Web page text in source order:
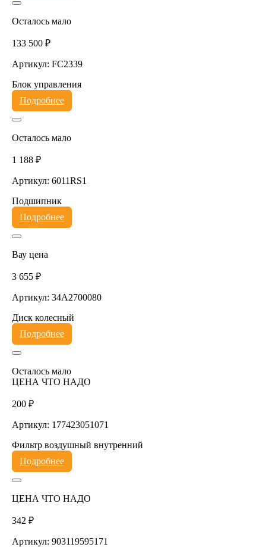
Осталось мало
133 500 ₽
Артикул: FC2339
Блок управления
Подробнее
Осталось мало
1 188 ₽
Артикул: 6011RS1
Подшипник
Подробнее
Вау цена
3 655 ₽
Артикул: 34A2700080
Диск колесный
Подробнее
Осталось мало
ЦЕНА ЧТО НАДО
200 ₽
Артикул: 177423051071
Фильтр воздушный внутренний
Подробнее
ЦЕНА ЧТО НАДО
342 ₽
Артикул: 903119595171